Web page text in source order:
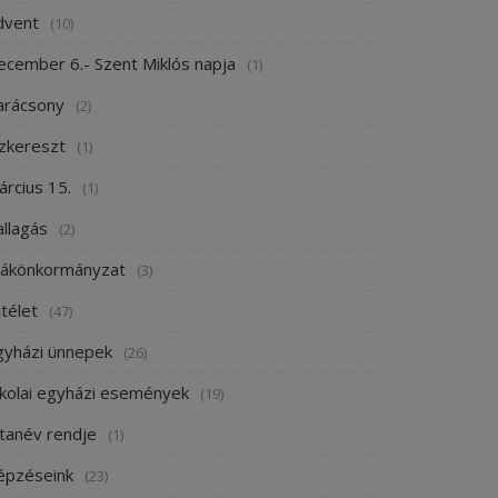
(10)
6.- Szent Miklós napja (1)
(2)
(1)
15. (1)
(2)
(3)
(47)
ünnepek (26)
egyházi események (19)
rendje (1)
(23)